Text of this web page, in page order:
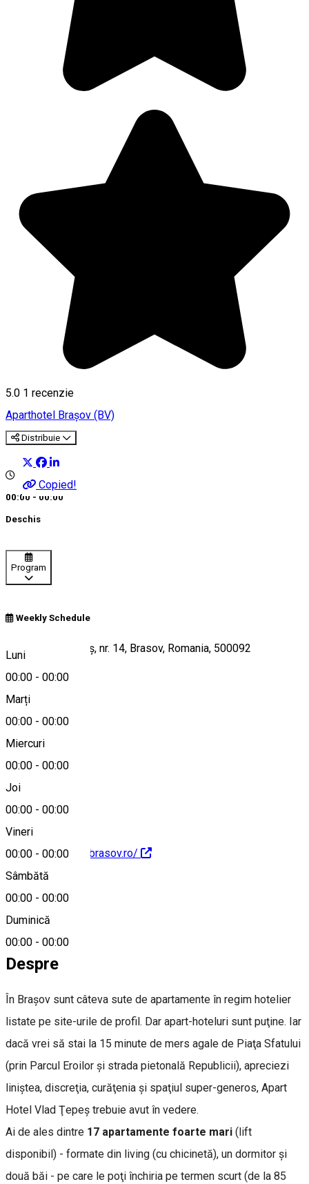
5.0 1 recenzie
Aparthotel Braşov (BV)
Distribuie
Copied!
00:00 - 00:00
Deschis
Program
Weekly Schedule
Luni
00:00 - 00:00
Marți
00:00 - 00:00
Miercuri
00:00 - 00:00
Joi
00:00 - 00:00
Vineri
00:00 - 00:00
Sâmbătă
00:00 - 00:00
Duminică
00:00 - 00:00
Strada Vlad Ţepeş, nr. 14, Brasov, Romania, 500092
Hartă
https://aparthotelbrasov.ro/
Rezervări
Despre
În Braşov sunt câteva sute de apartamente în regim hotelier
listate pe site-urile de profil. Dar apart-hoteluri sunt puţine. Iar
dacă vrei să stai la 15 minute de mers agale de Piaţa Sfatului
(prin Parcul Eroilor şi strada pietonală Republicii), apreciezi
liniştea, discreţia, curăţenia şi spaţiul super-generos, Apart
Hotel Vlad Ţepeş trebuie avut în vedere.
Ai de ales dintre 17 apartamente foarte mari (lift
disponibil) - formate din living (cu chicinetă), un dormitor şi
două băi - pe care le poţi închiria pe termen scurt (de la 85